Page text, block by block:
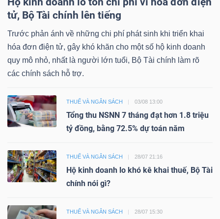
tử, Bộ Tài chính lên tiếng
Trước phản ánh về những chi phí phát sinh khi triển khai
hóa đơn điện tử, gây khó khăn cho một số hộ kinh doanh
quy mô nhỏ, nhất là người lớn tuổi, Bộ Tài chính làm rõ
các chính sách hỗ trợ.
THUẾ VÀ NGÂN SÁCH 03/08 13:00
Tổng thu NSNN 7 tháng đạt hơn 1.8 triệu
tỷ đồng, bằng 72.5% dự toán năm
THUẾ VÀ NGÂN SÁCH 28/07 21:16
Hộ kinh doanh lo khó kê khai thuế, Bộ Tài
chính nói gì?
THUẾ VÀ NGÂN SÁCH 28/07 15:30